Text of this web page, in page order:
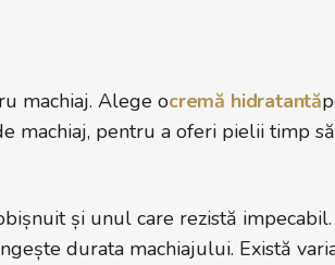
machiaj. Alege ocremă hidratantă
machiaj, pentru a oferi pielii timp
și unul care rezistă impecabil.
durata machiajului. Există